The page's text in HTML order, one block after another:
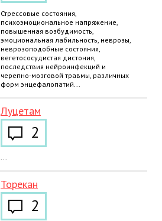
Стрессовые состояния,
психоэмоциональное напряжение,
повышенная возбудимость,
эмоциональная лабильность, неврозы,
неврозоподобные состояния,
вегетососудистая дистония,
последствия нейроинфекций и
черепно-мозговой травмы, различных
форм энцефалопатий...
Луцетам
2
...
Торекан
2